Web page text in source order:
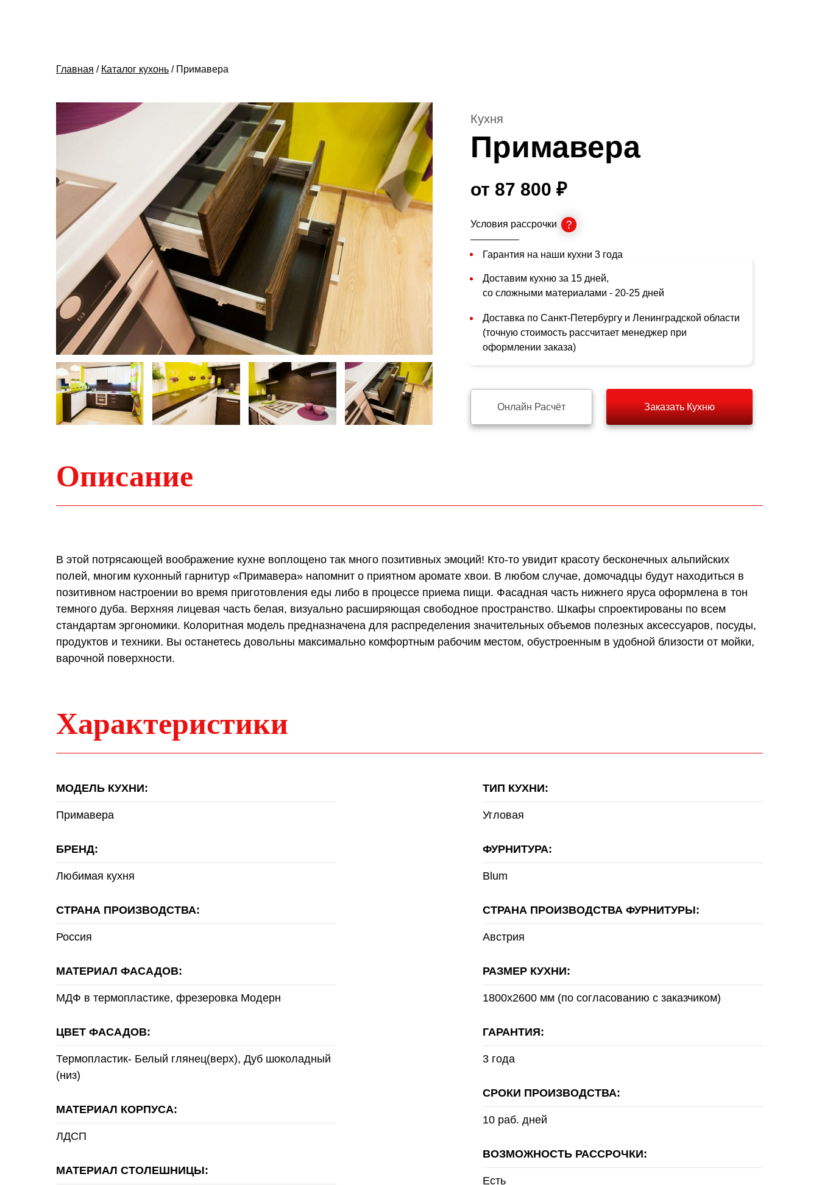
Главная / Каталог кухонь / Примавера
Примавера
Кухня
от 87 800 ₽
Заказать Кухню
Онлайн Расчёт
Условия рассрочки
Доставим кухню за 15 дней,
со сложными материалами - 20-25 дней
Доставка по Санкт-Петербургу и Ленинградской области
(точную стоимость рассчитает менеджер при
оформлении заказа)
Гарантия на наши кухни 3 года
Описание
В этой потрясающей воображение кухне воплощено так много позитивных эмоций! Кто-то увидит красоту бесконечных альпийских
полей, многим кухонный гарнитур «Примавера» напомнит о приятном аромате хвои. В любом случае, домочадцы будут находиться в
позитивном настроении во время приготовления еды либо в процессе приема пищи. Фасадная часть нижнего яруса оформлена в тон
темного дуба. Верхняя лицевая часть белая, визуально расширяющая свободное пространство. Шкафы спроектированы по всем
стандартам эргономики. Колоритная модель предназначена для распределения значительных объемов полезных аксессуаров, посуды,
продуктов и техники. Вы останетесь довольны максимально комфортным рабочим местом, обустроенным в удобной близости от мойки,
варочной поверхности.
Характеристики
МОДЕЛЬ КУХНИ:
Примавера
БРЕНД:
Любимая кухня
СТРАНА ПРОИЗВОДСТВА:
Россия
МАТЕРИАЛ ФАСАДОВ:
МДФ в термопластике, фрезеровка Модерн
ЦВЕТ ФАСАДОВ:
Термопластик- Белый глянец(верх), Дуб шоколадный
(низ)
МАТЕРИАЛ КОРПУСА:
ЛДСП
МАТЕРИАЛ СТОЛЕШНИЦЫ:
ТИП КУХНИ:
Угловая
ФУРНИТУРА:
Blum
СТРАНА ПРОИЗВОДСТВА ФУРНИТУРЫ:
Австрия
РАЗМЕР КУХНИ:
1800x2600 мм (по согласованию с заказчиком)
ГАРАНТИЯ:
3 года
СРОКИ ПРОИЗВОДСТВА:
10 раб. дней
ВОЗМОЖНОСТЬ РАССРОЧКИ:
Есть